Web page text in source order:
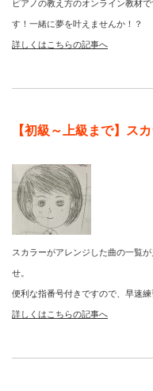
ピアノの教え方のオンライン教材
す！一緒に夢を叶えませんか！？
詳しくはこちらの記事へ
【初級～上級まで】ス
スカラーがアレンジした曲の一覧
せ。
便利な指番号付きですので、早速
詳しくはこちらの記事へ